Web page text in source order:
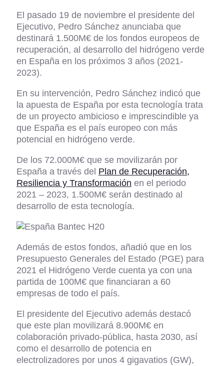
El pasado 19 de noviembre el presidente del
Ejecutivo, Pedro Sánchez anunciaba que
destinará 1.500M€ de los fondos europeos de
recuperación, al desarrollo del hidrógeno verde
en España en los próximos 3 años (2021-
2023).
En su intervención, Pedro Sánchez indicó que
la apuesta de España por esta tecnología trata
de un proyecto ambicioso e imprescindible ya
que España es el país europeo con más
potencial en hidrógeno verde.
De los 72.000M€ que se movilizarán por
España a través del Plan de Recuperación,
Resiliencia y Transformación en el periodo
2021 – 2023, 1.500M€ serán destinado al
desarrollo de esta tecnología.
Además de estos fondos, añadió que en los
Presupuesto Generales del Estado (PGE) para
2021 el Hidrógeno Verde cuenta ya con una
partida de 100M€ que financiaran a 60
empresas de todo el país.
El presidente del Ejecutivo además destacó
que este plan movilizará 8.900M€ en
colaboración privado-pública, hasta 2030, así
como el desarrollo de potencia en
electrolizadores por unos 4 gigavatios (GW),